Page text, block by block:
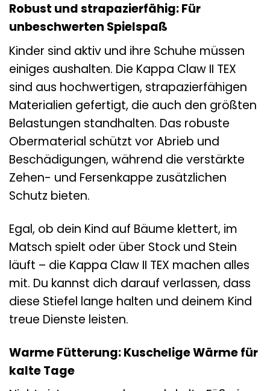
Robust und strapazierfähig: Für
unbeschwerten Spielspaß
Kinder sind aktiv und ihre Schuhe müssen
einiges aushalten. Die Kappa Claw II TEX
sind aus hochwertigen, strapazierfähigen
Materialien gefertigt, die auch den größten
Belastungen standhalten. Das robuste
Obermaterial schützt vor Abrieb und
Beschädigungen, während die verstärkte
Zehen- und Fersenkappe zusätzlichen
Schutz bieten.
Egal, ob dein Kind auf Bäume klettert, im
Matsch spielt oder über Stock und Stein
läuft – die Kappa Claw II TEX machen alles
mit. Du kannst dich darauf verlassen, dass
diese Stiefel lange halten und deinem Kind
treue Dienste leisten.
Warme Fütterung: Kuschelige Wärme für
kalte Tage